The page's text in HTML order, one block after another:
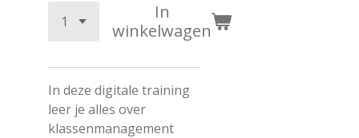
In
winkelwagen
In deze digitale training
leer je alles over
klassenmanagement